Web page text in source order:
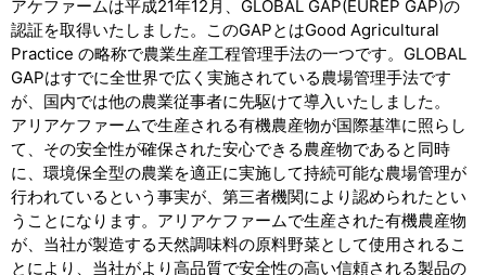
アケファームは平成21年12月、GLOBAL GAP(EUREP GAP)の
認証を取得いたしました。このGAPとはGood Agricultural
Practice の略称で農業生産工程管理手法の一つです。GLOBAL
GAPはすでに全世界で広く実施されている農場管理手法です
が、国内では他の農業従事者に先駆けて導入いたしました。
アリアケファームで生産される有機農産物が国際基準に照らし
て、その安全性が確保された安心できる農産物であると同時
に、環境保全型の農業を適正に実施して持続可能な農場管理が
行われているという事実が、第三者機関により認められたとい
うことになります。アリアケファームで生産された有機農産物
が、当社が製造する天然調味料の原料野菜として使用されるこ
とにより、当社がより高品質で安全性の高い信頼される製品の